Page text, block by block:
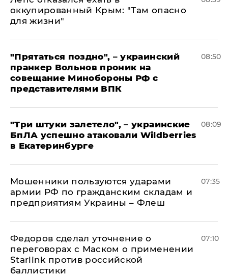
оккупированный Крым: "Там опасно
для жизни"
"Прятаться поздно", – украинский
пранкер Вольнов проник на
совещание Минобороны РФ с
представителями ВПК
08:50
"Три штуки залетело", – украинские
БпЛА успешно атаковали Wildberries
в Екатеринбурге
08:09
Мошенники пользуются ударами
армии РФ по гражданским складам и
предприятиям Украины – Флеш
07:35
Федоров сделал уточнение о
переговорах с Маском о применении
Starlink против российской
баллистики
07:10